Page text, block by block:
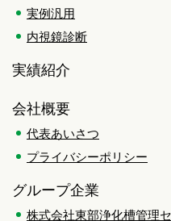
実例汎用
内視鏡診断
実績紹介
会社概要
代表あいさつ
プライバシーポリシー
グループ企業
株式会社東部浄化槽管理